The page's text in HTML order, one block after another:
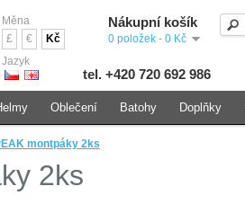
Jazyk
Měna
£
€ Kč
Nákupní košík
0 položek - 0 Kč
tel. +420 720 692 986
montpáky 2ks
2ks
Oblečení Batohy Doplňky